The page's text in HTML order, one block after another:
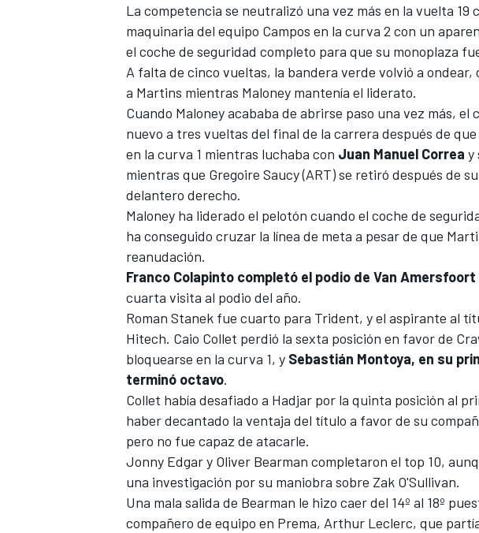
WRC
La competencia se neutralizó una vez más en la vuelta 19
maquinaria del equipo Campos en la curva 2 con un
el coche de seguridad completo para que su monoplaza
A falta de cinco vueltas, la bandera verde volvió a ondear,
a Martins mientras Maloney mantenía el liderato.
Cuando Maloney acababa de abrirse paso una vez más, el
nuevo a tres vueltas del final de la carrera después de que
en la curva 1 mientras luchaba con Juan Manuel Correa y
mientras que Gregoire Saucy (ART) se retiró después de
delantero derecho.
Maloney ha liderado el pelotón cuando el coche de
ha conseguido cruzar la línea de meta a pesar de que
reanudación.
Franco Colapinto completó el podio de Van
cuarta visita al podio del año.
Roman Stanek fue cuarto para Trident, y el aspirante al
Hitech. Caio Collet perdió la sexta posición en favor de
bloquearse en la curva 1, y Sebastián Montoya, en su
terminó octavo.
Collet había desafiado a Hadjar por la quinta posición al
haber decantado la ventaja del título a favor de su
pero no fue capaz de atacarle.
Jonny Edgar y Oliver Bearman completaron el top 10,
una investigación por su maniobra sobre Zak O'Sullivan.
Una mala salida de Bearman le hizo caer del 14º al 18º
compañero de equipo en Prema, Arthur Leclerc, que